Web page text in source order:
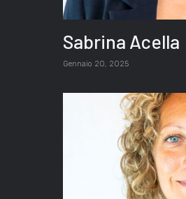
Sabrina Acella
Gennaio 20, 2025